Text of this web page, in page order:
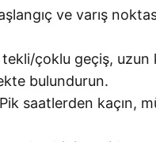
ve varış
çoklu geçiş,
bulundurun.
Pik saatlerden kaçın,